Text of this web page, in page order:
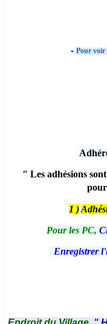
- Pour voir
" Les adhésions
1 )
Pour les PC,
Enregistrer